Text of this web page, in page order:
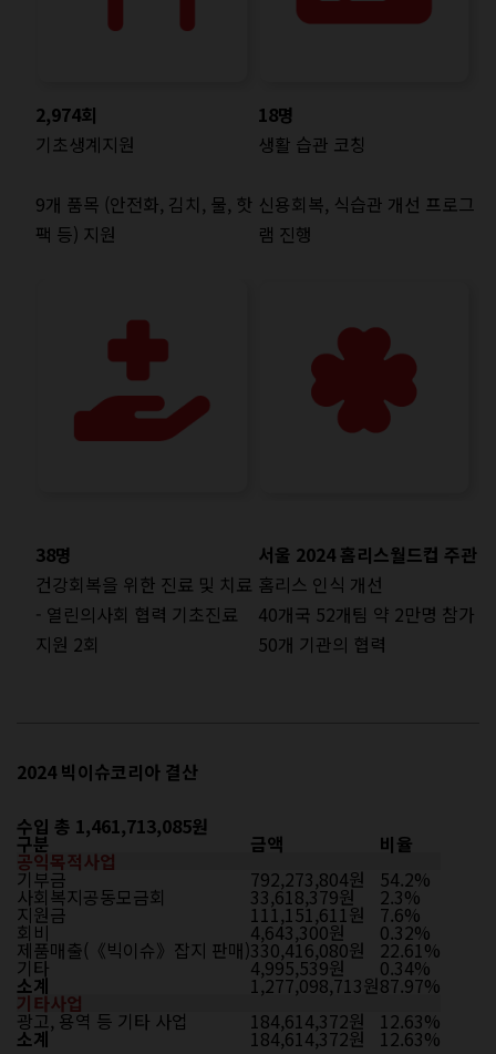
2,974회
기초생계지원
18명
생활 습관 코칭
9개 품목 (안전화, 김치, 물, 핫
팩 등) 지원
신용회복, 식습관 개선 프로그
램 진행
38명
건강회복을 위한 진료 및 치료
서울 2024 홈리스월드컵 주관
홈리스 인식 개선
- 열린의사회 협력 기초진료
지원 2회
40개국 52개팀 약 2만명 참가
50개 기관의 협력
2024 빅이슈코리아 결산
수입 총 1,461,713,085원
구분 금액 비율
공익목적사업
기부금 792,273,804원 54.2%
사회복지공동모금회 33,618,379원 2.3%
지원금 111,151,611원 7.6%
회비 4,643,300원 0.32%
제품매출(《빅이슈》잡지 판매)330,416,080원 22.61%
기타 4,995,539원 0.34%
소계 1,277,098,713원87.97%
기타사업
광고, 용역 등 기타 사업 184,614,372원 12.63%
소계 184,614,372원
12.63%